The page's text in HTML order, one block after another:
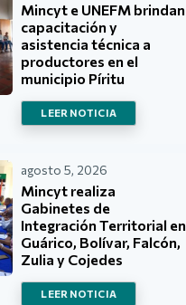
Mincyt e UNEFM brindan
capacitación y
asistencia técnica a
productores en el
municipio Píritu
LEER NOTICIA
agosto 5, 2026
Mincyt realiza
Gabinetes de
Integración Territorial en
Guárico, Bolívar, Falcón,
Zulia y Cojedes
LEER NOTICIA